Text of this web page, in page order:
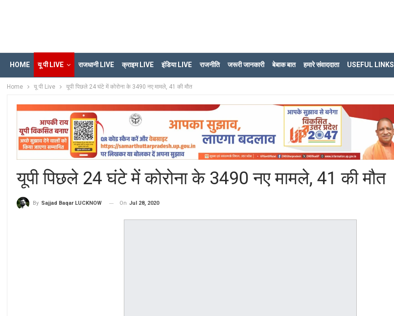
HOME यू पी LIVE राजधानी LIVE क्राइम LIVE इंडिया LIVE राजनीति जरूरी जानकारी बेबाक बात हमारे संवाददाता USEFUL LINKS
Home यू पी Live यूपी पिछले 24 घंटे में कोरोना के 3490 नए मामले, 41 की मौत
यूपी पिछले 24 घंटे में कोरोना के 3490 नए मामले, 41 की मौत
By Sajjad Baqar LUCKNOW On Jul 28, 2020